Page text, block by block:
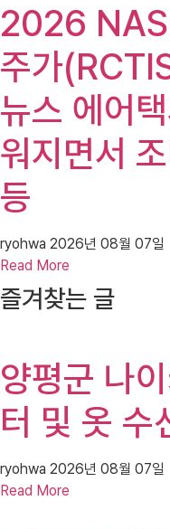
2026
주가
뉴스 에어
워지면서
등
ryohwa 2026년 08월 07일
Read More
즐겨찾는 글
양평군 나
터 및 옷 수
ryohwa 2026년 08월 07일
Read More